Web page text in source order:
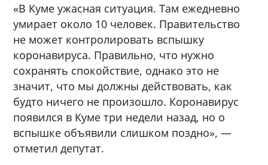
«В Куме ужасная ситуация. Там ежедневно
умирает около 10 человек. Правительство
не может контролировать вспышку
коронавируса. Правильно, что нужно
сохранять спокойствие, однако это не
значит, что мы должны действовать, как
будто ничего не произошло. Коронавирус
появился в Куме три недели назад, но о
вспышке объявили слишком поздно», —
отметил депутат.